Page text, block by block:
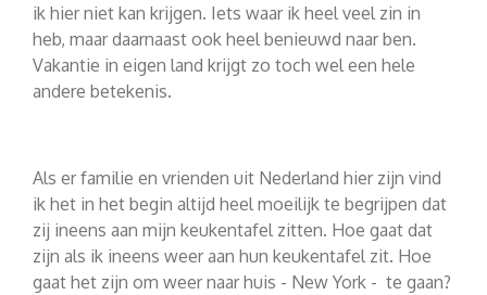
ik hier niet kan krijgen. Iets waar ik heel veel zin in
heb, maar daarnaast ook heel benieuwd naar ben.
Vakantie in eigen land krijgt zo toch wel een hele
andere betekenis.
Als er familie en vrienden uit Nederland hier zijn vind
ik het in het begin altijd heel moeilijk te begrijpen dat
zij ineens aan mijn keukentafel zitten. Hoe gaat dat
zijn als ik ineens weer aan hun keukentafel zit. Hoe
gaat het zijn om weer naar huis - New York - te gaan?